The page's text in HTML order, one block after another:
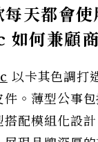
天都會使
何兼顧商
以卡其色調打
。薄型公事
搭配模組化設